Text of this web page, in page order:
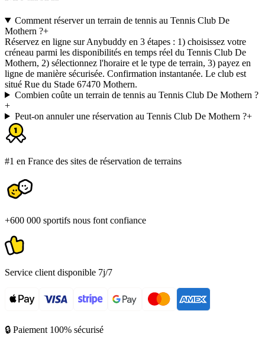
Comment réserver un terrain de tennis au Tennis Club De
Mothern ?+
Réservez en ligne sur Anybuddy en 3 étapes : 1) choisissez votre
créneau parmi les disponibilités en temps réel du Tennis Club De
Mothern, 2) sélectionnez l'horaire et le type de terrain, 3) payez en
ligne de manière sécurisée. Confirmation instantanée. Le club est
situé Rue du Stade 67470 Mothern.
Combien coûte un terrain de tennis au Tennis Club De Mothern ?
+
Peut-on annuler une réservation au Tennis Club De Mothern ?+
#1 en France des sites de réservation de terrains
+600 000 sportifs nous font confiance
Service client disponible 7j/7
🔒 Paiement 100% sécurisé